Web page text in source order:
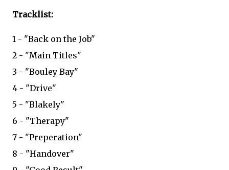
Tracklist:
1 - "Back on the Job"
2 - "Main Titles"
3 - "Bouley Bay"
4 - "Drive"
5 - "Blakely"
6 - "Therapy"
7 - "Preperation"
8 - "Handover"